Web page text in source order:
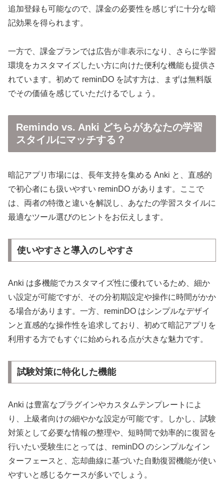
追加登録も可能なので、課金の必要性を感じずに十分な暗
記効果を得られます。
一方で、課金プランでは広告が非表示になり、さらに学習
環境をカスタマイズしたい方に向けた便利な機能も提供さ
れています。初めて reminDO を試す方は、まずは無料版
でその価値を感じていただけるでしょう。
Remindo vs. Anki どちらがあなたの学習
スタイルにマッチする？
暗記アプリ市場には、長年支持を集める Anki と、直感的
で初心者にも扱いやすい reminDO があります。ここで
は、両者の特徴と違いを解説し、あなたの学習スタイルに
最適なツール選びのヒントをお伝えします。
使いやすさと導入のしやすさ
Anki は多機能でカスタマイズ性に優れているため、細か
い設定が可能ですが、その分初期設定や操作に時間がかか
る場合があります。一方、reminDO はシンプルなデザイ
ンと直感的な操作性を追求しており、初めて暗記アプリを
利用する方でもすぐに始められる点が大きな魅力です。
試験対策に特化した機能
Anki は豊富なプラグインやカスタムテンプレートによ
り、上級者向けの細やかな設定が可能です。しかし、試験
対策として必要な情報の整理や、短時間で効率的に復習を
行いたい受験生にとっては、reminDO のシンプルなイン
ターフェースと、忘却曲線に基づいた自動復習機能が使い
やすいと感じるケースが多いでしょう。